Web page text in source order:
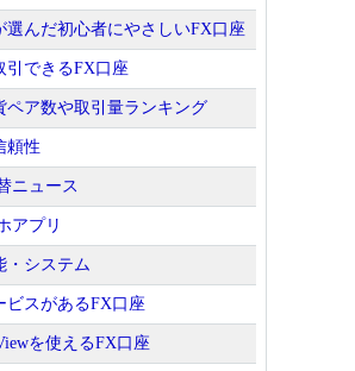
選んだ初心者にやさしいFX口座
引できるFX口座
ペア数や取引量ランキング
頼性
ニュース
アプリ
・システム
ビスがあるFX口座
を使えるFX口座